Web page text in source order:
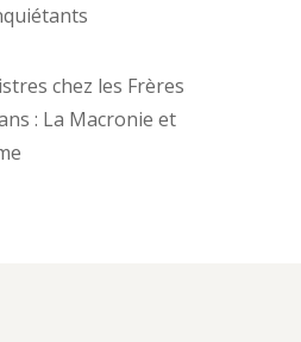
chez les Frères
: La Macronie et